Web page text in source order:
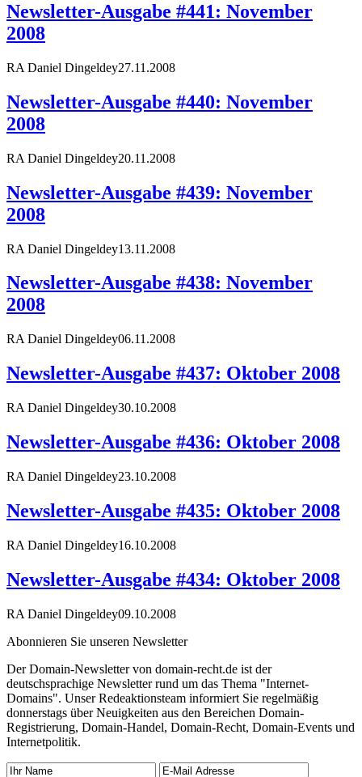
Newsletter-Ausgabe #441: November
2008
RA Daniel Dingeldey27.11.2008
Newsletter-Ausgabe #440: November
2008
RA Daniel Dingeldey20.11.2008
Newsletter-Ausgabe #439: November
2008
RA Daniel Dingeldey13.11.2008
Newsletter-Ausgabe #438: November
2008
RA Daniel Dingeldey06.11.2008
Newsletter-Ausgabe #437: Oktober 2008
RA Daniel Dingeldey30.10.2008
Newsletter-Ausgabe #436: Oktober 2008
RA Daniel Dingeldey23.10.2008
Newsletter-Ausgabe #435: Oktober 2008
RA Daniel Dingeldey16.10.2008
Newsletter-Ausgabe #434: Oktober 2008
RA Daniel Dingeldey09.10.2008
Abonnieren Sie unseren Newsletter
Der Domain-Newsletter von domain-recht.de ist der
deutschsprachige Newsletter rund um das Thema "Internet-
Domains". Unser Redeaktionsteam informiert Sie regelmäßig
donnerstags über Neuigkeiten aus den Bereichen Domain-
Registrierung, Domain-Handel, Domain-Recht, Domain-Events und
Internetpolitik.